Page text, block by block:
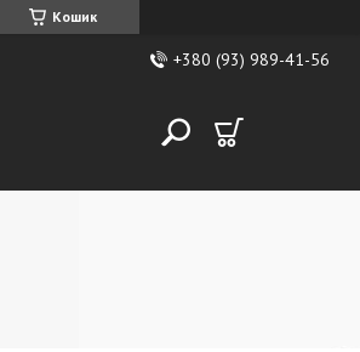
Кошик
+380 (93) 989-41-56